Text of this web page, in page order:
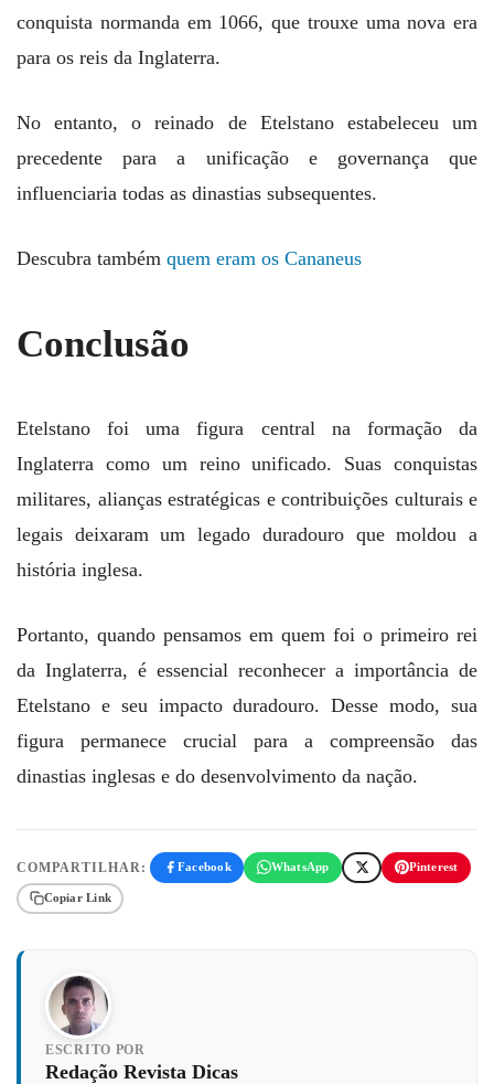
conquista normanda em 1066, que trouxe uma nova era
para os reis da Inglaterra.
No entanto, o reinado de Etelstano estabeleceu um
precedente para a unificação e governança que
influenciaria todas as dinastias subsequentes.
Descubra também quem eram os Cananeus
Conclusão
Etelstano foi uma figura central na formação da
Inglaterra como um reino unificado. Suas conquistas
militares, alianças estratégicas e contribuições culturais e
legais deixaram um legado duradouro que moldou a
história inglesa.
Portanto, quando pensamos em quem foi o primeiro rei
da Inglaterra, é essencial reconhecer a importância de
Etelstano e seu impacto duradouro. Desse modo, sua
figura permanece crucial para a compreensão das
dinastias inglesas e do desenvolvimento da nação.
COMPARTILHAR: Facebook WhatsApp Pinterest
Copiar Link
ESCRITO POR
Redação Revista Dicas